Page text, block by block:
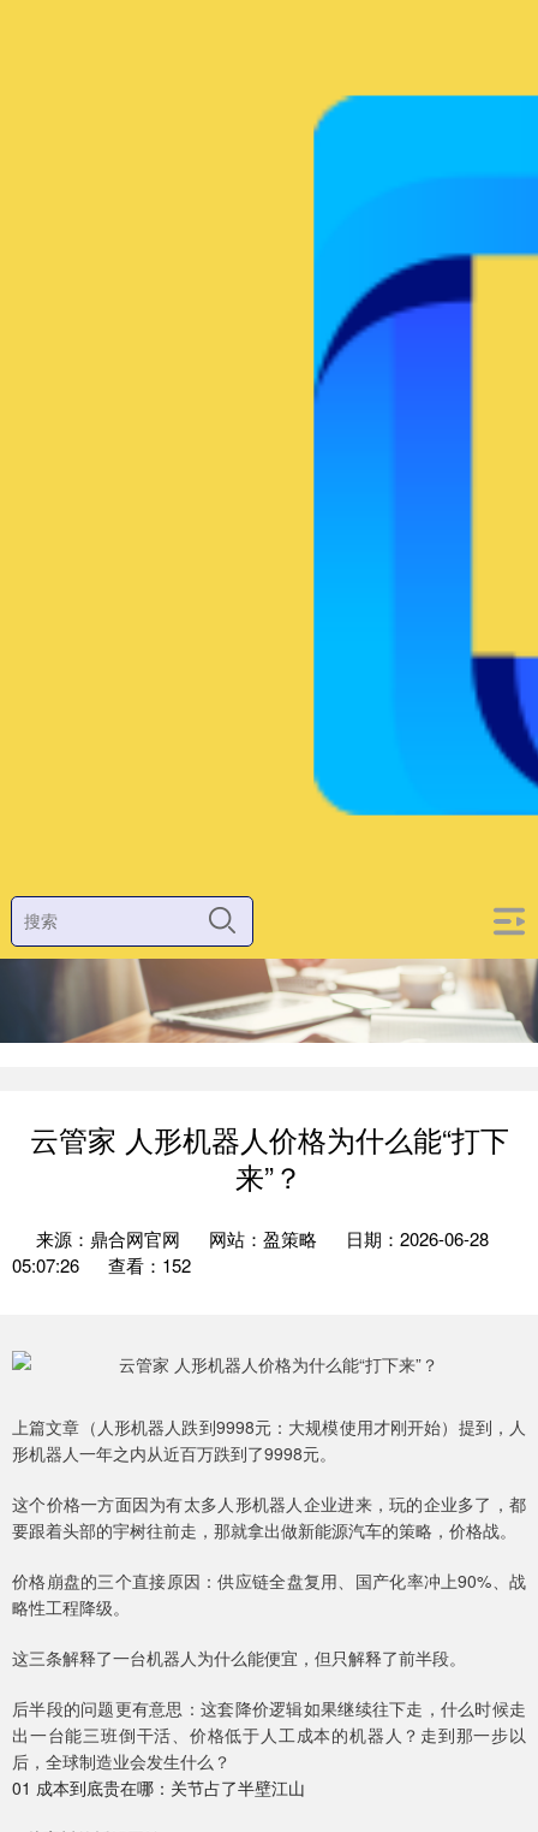
云管家 人形机器人价格为什么能“打下
来”？
来源：鼎合网官网 网站：盈策略
日期：2026-06-28
05:07:26
查看：152
上篇文章（人形机器人跌到9998元：大规模使用才刚开始）提到，人
形机器人一年之内从近百万跌到了9998元。
这个价格一方面因为有太多人形机器人企业进来，玩的企业多了，都
要跟着头部的宇树往前走，那就拿出做新能源汽车的策略，价格战。
价格崩盘的三个直接原因：供应链全盘复用、国产化率冲上90%、战
略性工程降级。
这三条解释了一台机器人为什么能便宜，但只解释了前半段。
后半段的问题更有意思：这套降价逻辑如果继续往下走，什么时候走
出一台能三班倒干活、价格低于人工成本的机器人？走到那一步以
后，全球制造业会发生什么？
01 成本到底贵在哪：关节占了半壁江山